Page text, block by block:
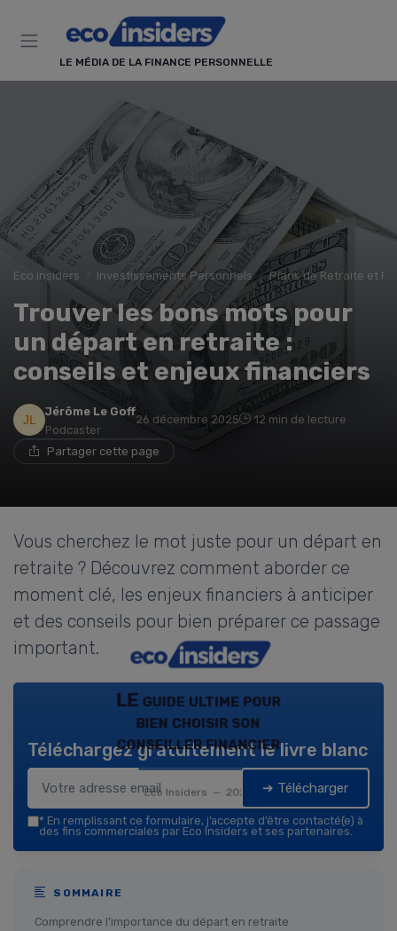
LE MÉDIA DE LA FINANCE PERSONNELLE
Eco Insiders Investissements Personnels Plans de Retraite et
Trouver les bons mots pour
un départ en retraite :
conseils et enjeux financiers
Jérôme Le Goff
Podcaster
26 décembre 2025 12 min de lecture
Partager cette page
Vous cherchez le mot juste pour un départ en
retraite ? Découvrez comment aborder ce
moment clé, les enjeux financiers à anticiper
et des conseils pour bien préparer ce passage
important.
LE guide ultime pour
bien choisir son
conseiller financier
Eco Insiders — 2026
Téléchargez gratuitement le livre blanc
➔ Télécharger
* En remplissant ce formulaire, j’accepte d’être contacté(e) à
des fins commerciales par Eco Insiders et ses partenaires.
SOMMAIRE
Comprendre l’importance du départ en retraite